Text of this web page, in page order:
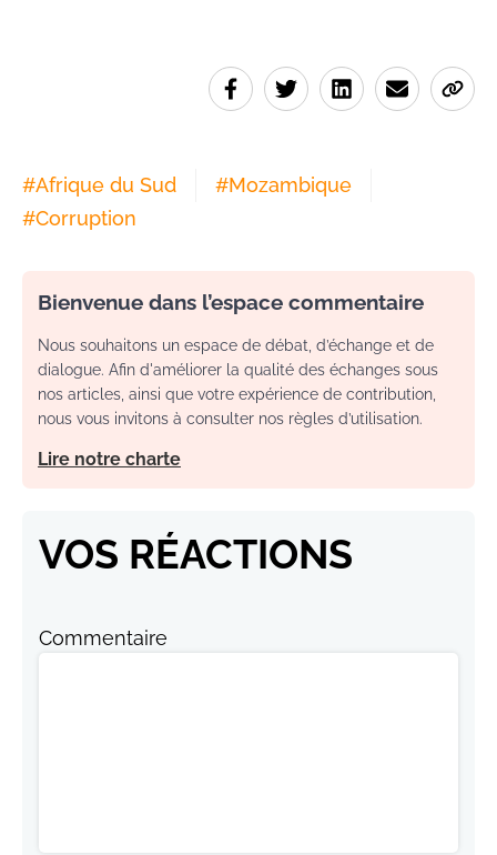
#Afrique du Sud #Mozambique
#Corruption
Bienvenue dans l’espace commentaire
Nous souhaitons un espace de débat, d’échange et de
dialogue. Afin d'améliorer la qualité des échanges sous
nos articles, ainsi que votre expérience de contribution,
nous vous invitons à consulter nos règles d’utilisation.
Lire notre charte
VOS RÉACTIONS
Commentaire